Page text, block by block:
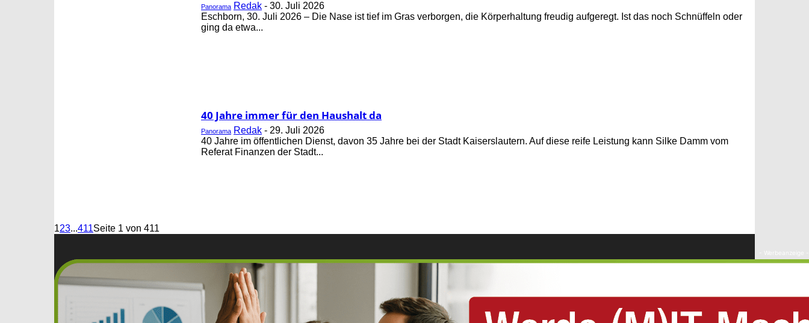
Panorama Redak - 30. Juli 2026
Eschborn, 30. Juli 2026 – Die Nase ist tief im Gras verborgen, die Körperhaltung freudig aufgeregt. Ist das noch Schnüffeln oder
ging da etwa...
40 Jahre immer für den Haushalt da
Panorama Redak - 29. Juli 2026
40 Jahre im öffentlichen Dienst, davon 35 Jahre bei der Stadt Kaiserslautern. Auf diese reife Leistung kann Silke Damm vom
Referat Finanzen der Stadt...
123...411Seite 1 von 411
- Werbeanzeige -